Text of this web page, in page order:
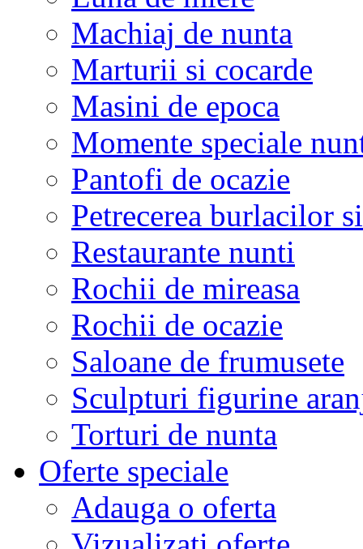
Machiaj de nunta
Marturii si cocarde
Masini de epoca
Momente speciale
Pantofi de ocazie
Petrecerea burlacilor
Restaurante nunti
Rochii de mireasa
Rochii de ocazie
Saloane de frumusete
Sculpturi figurine
Torturi de nunta
Oferte speciale
Adauga o oferta